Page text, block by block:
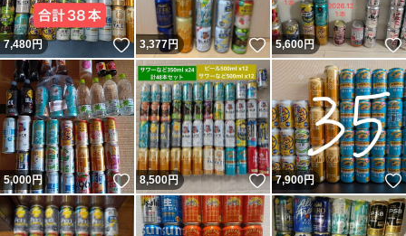
7,480円 いいね！
3,377円 いいね！
5,600円
5,000円 いいね！
8,500円 いいね！
7,900円